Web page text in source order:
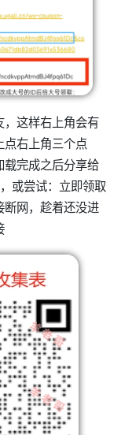
这样右上角会有
右上角三个点
载完成之后分享给
或尝试：立即领取
网，趁着还没进